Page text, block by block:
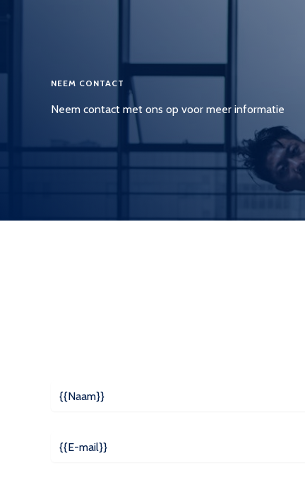
NEEM CONTACT
Neem contact met ons op voor meer informatie